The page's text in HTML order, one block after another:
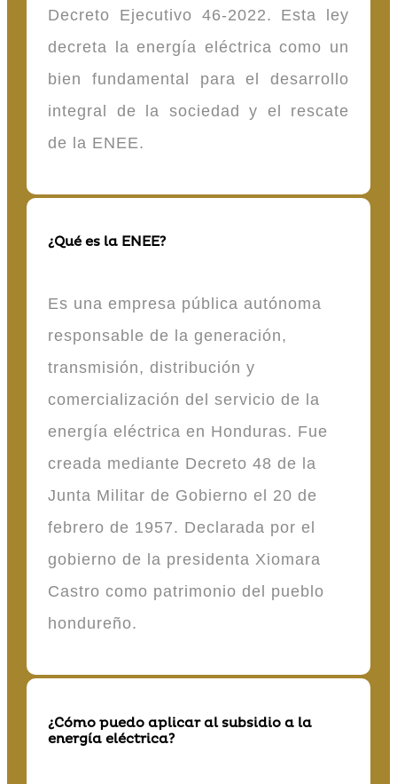
Decreto Ejecutivo 46-2022. Esta ley
decreta la energía eléctrica como un
bien fundamental para el desarrollo
integral de la sociedad y el rescate
de la ENEE.
¿Qué es la ENEE?
Es una empresa pública autónoma
responsable de la generación,
transmisión, distribución y
comercialización del servicio de la
energía eléctrica en Honduras. Fue
creada mediante Decreto 48 de la
Junta Militar de Gobierno el 20 de
febrero de 1957. Declarada por el
gobierno de la presidenta Xiomara
Castro como patrimonio del pueblo
hondureño.
¿Cómo puedo aplicar al subsidio a la
energía eléctrica?